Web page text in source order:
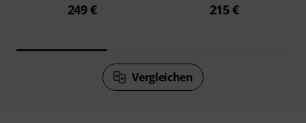
249 € 215 €
Vergleichen